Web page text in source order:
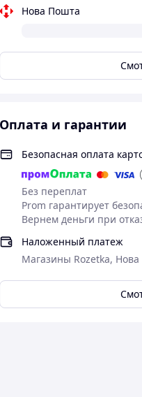
Нова Пошта
Оплата и гарантии
Безопасная оплата
Без переплат
Prom гарантирует
Вернем деньги при
Наложенный платеж
Магазины Rozetka,